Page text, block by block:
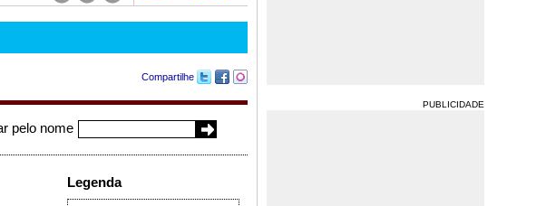
Compartilhe
pelo nome
Legenda
PUBLICIDADE